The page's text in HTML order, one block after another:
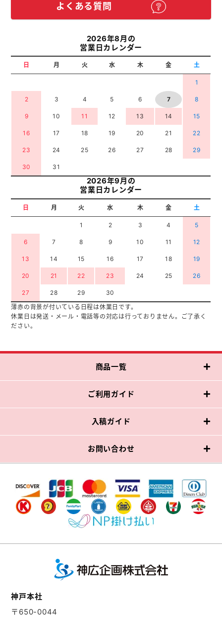
よくある質問
2026年8月の
営業日カレンダー
日 月 火 水 木 金 土
1
2 3 4 5 6 7 8
9 10 11 12 13 14 15
16 17 18 19 20 21 22
23 24 25 26 27 28 29
30 31
2026年9月の
営業日カレンダー
日 月 火 水 木 金 土
1 2 3 4 5
6 7 8 9 10 11 12
13 14 15 16 17 18 19
20 21 22 23 24 25 26
27 28 29
30
薄赤の背景が付いている日程は休業日です。
休業日は発送・メール・電話等の対応は行っておりません。ご了承く
ださい。
商品一覧
ご利用ガイド
入稿ガイド
お問い合わせ
神戸本社
〒650-0044